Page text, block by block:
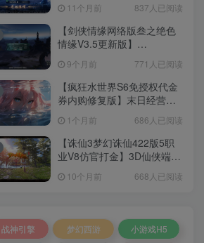
+加解密工具+GM授权后台
+安卓+架设教程
11个月前 837人已阅读
【剑侠情缘网络版叁之绝色
情缘V3.5更新版】
端+GM指令+PC客户端+架设
教程
9个月前 771人已阅读
【疯狂水世界S6免授权代金
券内购修复版】末日经营生
工具+管理后台+CDK授权后
台+安卓+架设教程
1个月前 686人已阅读
【诛仙3梦幻诛仙422版5职
业V8仿官打金】3D仙侠端游
工具+PC客户端+架设教程
10个月前 668人已阅读
战神引擎 梦幻西游
小游戏H5